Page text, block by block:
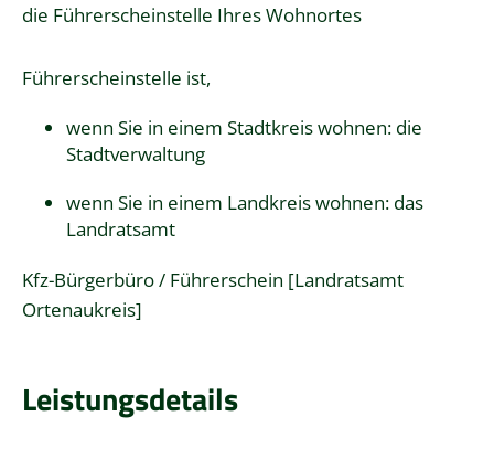
die Führerscheinstelle Ihres Wohnortes
Führerscheinstelle ist,
wenn Sie in einem Stadtkreis wohnen: die
Stadtverwaltung
wenn Sie in einem Landkreis wohnen: das
Landratsamt
Kfz-Bürgerbüro / Führerschein [Landratsamt
Ortenaukreis]
Leistungsdetails